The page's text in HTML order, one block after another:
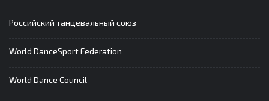
Российский танцевальный союз
World DanceSport Federation
World Dance Council